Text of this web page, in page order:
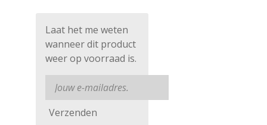
Laat het me weten
wanneer dit product
weer op voorraad is.
Verzenden